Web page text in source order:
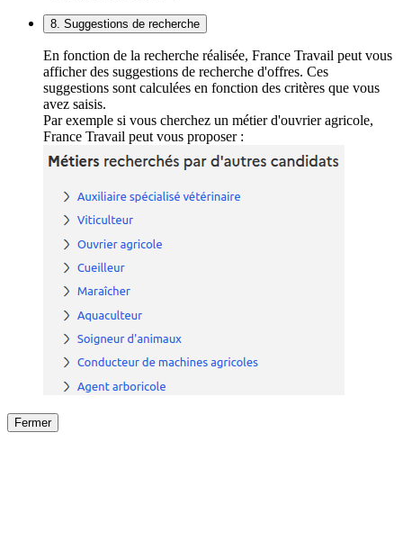
8. Suggestions de recherche
En fonction de la recherche réalisée, France Travail peut vous
afficher des suggestions de recherche d'offres. Ces
suggestions sont calculées en fonction des critères que vous
avez saisis.
Par exemple si vous cherchez un métier d'ouvrier agricole,
France Travail peut vous proposer :
Fermer